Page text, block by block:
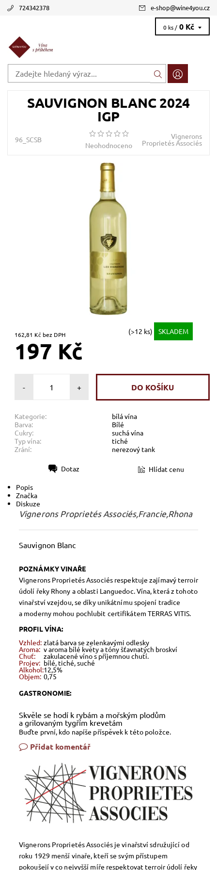
724342378 e-shop@wine4you.cz
0 ks / 0 Kč
SAUVIGNON BLANC 2024
IGP
96_SCSB
Neohodnoceno
Vignerons
Proprietés Associés
162,81 Kč bez DPH (>12 ks) SKLADEM
197 Kč
- +
Kategorie:
bílá vína
Barva:
Bílé
Cukry:
suchá vína
Typ vína:
tiché
Zrání:
nerezový tank
Dotaz Hlídat cenu
Popis
Značka
Diskuze
Vignerons Proprietés Associés,Francie,Rhona
Sauvignon Blanc
POZNÁMKY VINAŘE
Vignerons Proprietés Associés respektuje zajímavý terroir
údolí řeky Rhony a oblasti Languedoc. Vína, která z tohoto
vinařství vzejdou, se díky unikátnímu spojení tradice
a moderny mohou pochlubit certifikátem TERRAS VITIS.
PROFIL VÍNA:
Vzhled: zlatá barva se zelenkavými odlesky
Aroma: v aroma bílé květy a tóny šťavnatých broskví
Chuť: zakulacené víno s příjemnou chutí.
Projev: bílé, tiché, suché
Alkohol:12,5%
Objem: 0,75
GASTRONOMIE:
Skvěle se hodí k rybám a mořským plodům
a grilovaným tygřím krevetám
Buďte první, kdo napíše příspěvek k této položce.
Přidat komentář
Vignerons Proprietés Associés je vinařství sdružující od
roku 1929 menší vinaře, kteří se svým přístupem
pokoušejí v co nejvyšší míře respektovat terroir údolí řeky